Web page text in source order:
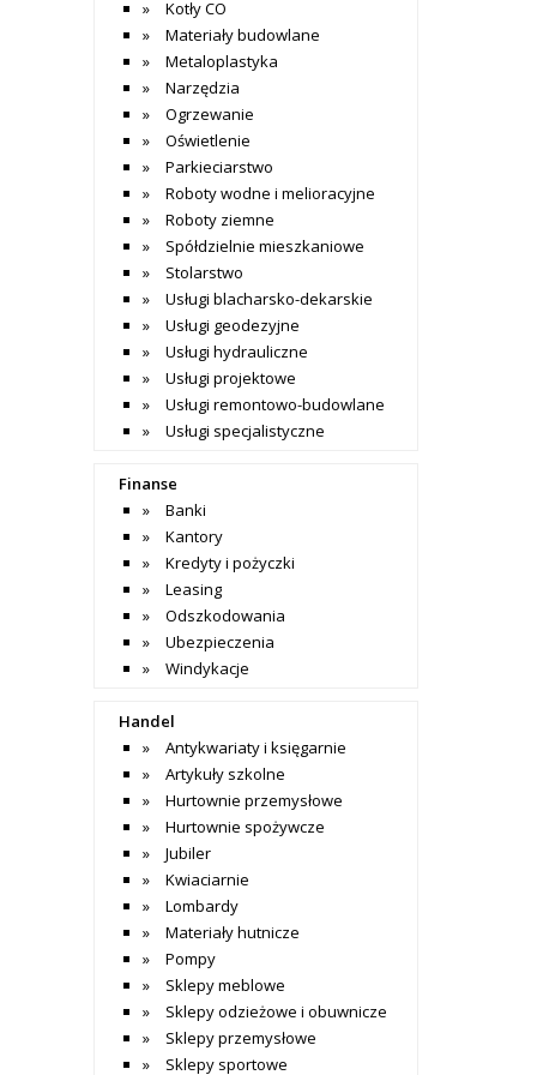
Kotły CO
Materiały budowlane
Metaloplastyka
Narzędzia
Ogrzewanie
Oświetlenie
Parkieciarstwo
Roboty wodne i melioracyjne
Roboty ziemne
Spółdzielnie mieszkaniowe
Stolarstwo
Usługi blacharsko-dekarskie
Usługi geodezyjne
Usługi hydrauliczne
Usługi projektowe
Usługi remontowo-budowlane
Usługi specjalistyczne
Finanse
Banki
Kantory
Kredyty i pożyczki
Leasing
Odszkodowania
Ubezpieczenia
Windykacje
Handel
Antykwariaty i księgarnie
Artykuły szkolne
Hurtownie przemysłowe
Hurtownie spożywcze
Jubiler
Kwiaciarnie
Lombardy
Materiały hutnicze
Pompy
Sklepy meblowe
Sklepy odzieżowe i obuwnicze
Sklepy przemysłowe
Sklepy sportowe